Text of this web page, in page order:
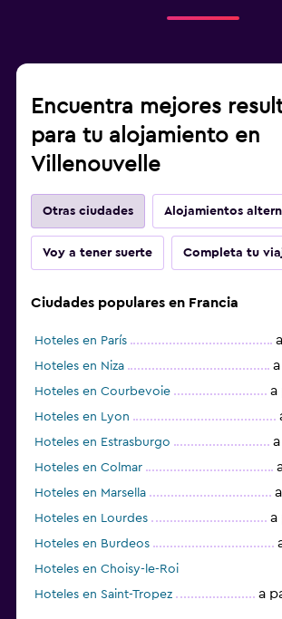
Encuentra mejores
para tu alojamiento en
Villenouvelle
Otras ciudades Alojamientos
Voy a tener suerte Completa tu
Ciudades populares en Francia
Hoteles en París
Hoteles en Niza
Hoteles en Courbevoie a
Hoteles en Lyon
Hoteles en Estrasburgo
Hoteles en Colmar
Hoteles en Marsella
Hoteles en Lourdes a
Hoteles en Burdeos
Hoteles en Choisy-le-Roi
Hoteles en Saint-Tropez
a